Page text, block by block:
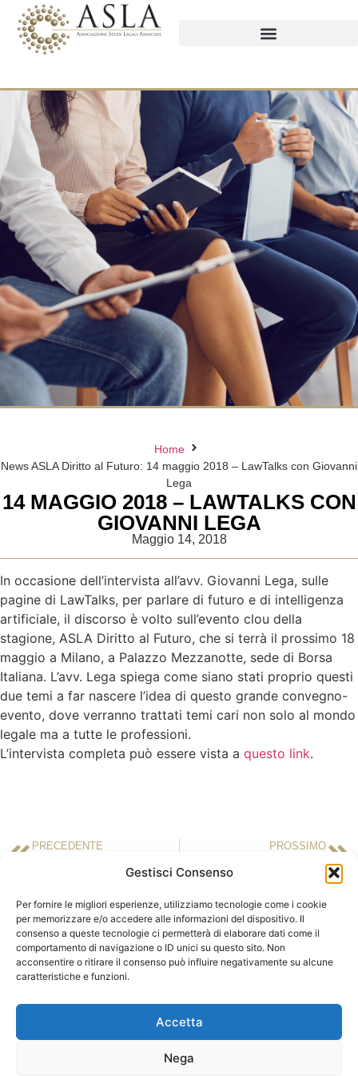
Gestisci Consenso
Per fornire le migliori esperienze, utilizziamo tecnologie come i cookie
per memorizzare e/o accedere alle informazioni del dispositivo. Il
consenso a queste tecnologie ci permetterà di elaborare dati come il
comportamento di navigazione o ID unici su questo sito. Non
acconsentire o ritirare il consenso può influire negativamente su alcune
caratteristiche e funzioni.
Accetta
Nega
Home
News ASLA Diritto al Futuro: 14 maggio 2018 – LawTalks con Giovanni
Lega
14 MAGGIO 2018 – LAWTALKS CON
GIOVANNI LEGA
Maggio 14, 2018
In occasione dell’intervista all’avv. Giovanni Lega, sulle
pagine di LawTalks, per parlare di futuro e di intelligenza
artificiale, il discorso è volto sull’evento clou della
stagione, ASLA Diritto al Futuro, che si terrà il prossimo 18
maggio a Milano, a Palazzo Mezzanotte, sede di Borsa
Italiana. L’avv. Lega spiega come siano stati proprio questi
due temi a far nascere l’idea di questo grande convegno-
evento, dove verranno trattati temi cari non solo al mondo
legale ma a tutte le professioni.
L’intervista completa può essere vista a questo link.
PRECEDENTE PROSSIMO
ASLA | Associazione Studi Legali Associati
Sede Legale c/o Ordine degli Avvocati
di Milano
Sede operativa c/o LCA Studio
Tel: 348.7530626
info@aslaitalia.it